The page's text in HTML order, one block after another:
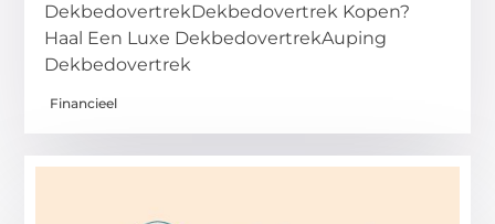
DekbedovertrekDekbedovertrek Kopen?
Haal Een Luxe DekbedovertrekAuping
Dekbedovertrek
Financieel